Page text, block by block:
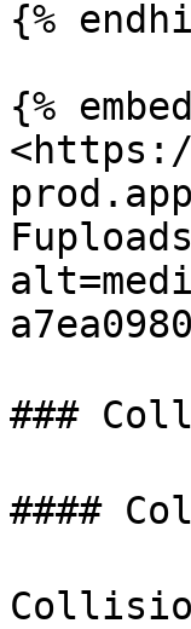
{%
{%
###
####